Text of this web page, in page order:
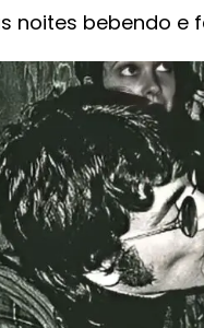
noites bebendo e